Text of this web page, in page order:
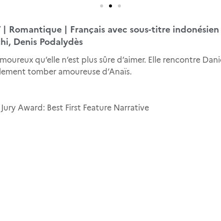
Romantique | Français avec sous-titre indonésien
Denis Podalydès
qu’elle n’est plus sûre d’aimer. Elle rencontre
tomber amoureuse d’Anaïs.
Award: Best First Feature Narrative